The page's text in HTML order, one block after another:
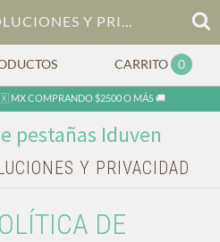
POLÍTICA DE DEVOLUCIONES Y PRIVACIDAD
CARRITO 0
MX COMPRANDO $2500 O MÁS 🚚
pestañas Iduven
Y PRIVACIDAD
DE